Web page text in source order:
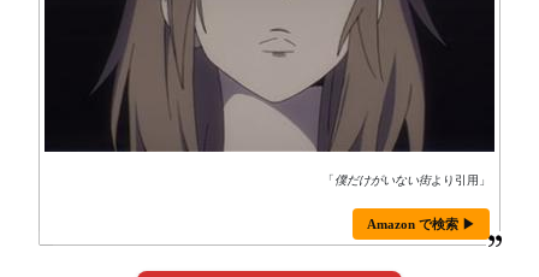
「僕だけがいない街より引用」
Amazon で検索 ▶